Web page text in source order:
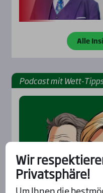
Alle
Pod­cast mit Wett-
Wir
Privatsphäre!